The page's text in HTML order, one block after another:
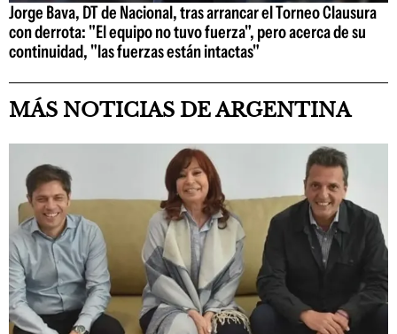
Jorge Bava, DT de Nacional, tras arrancar el Torneo Clausura
con derrota: "El equipo no tuvo fuerza", pero acerca de su
continuidad, "las fuerzas están intactas"
MÁS NOTICIAS DE ARGENTINA